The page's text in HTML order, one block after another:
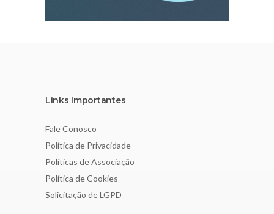
Links Importantes
Fale Conosco
Política de Privacidade
Políticas de Associação
Política de Cookies
Solicitação de LGPD